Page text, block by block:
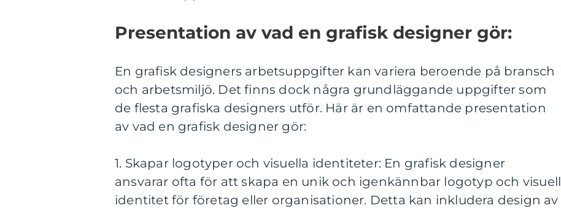
Presentation av vad en grafisk designer gör:
En grafisk designers arbetsuppgifter kan variera beroende på bransch
och arbetsmiljö. Det finns dock några grundläggande uppgifter som
de flesta grafiska designers utför. Här är en omfattande presentation
av vad en grafisk designer gör:
1. Skapar logotyper och visuella identiteter: En grafisk designer
ansvarar ofta för att skapa en unik och igenkännbar logotyp och visuell
identitet för företag eller organisationer. Detta kan inkludera design av